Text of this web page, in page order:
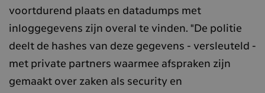
voortdurend plaats en datadumps met
inloggegevens zijn overal te vinden. "De politie
deelt de hashes van deze gegevens - versleuteld -
met private partners waarmee afspraken zijn
gemaakt over zaken als security en